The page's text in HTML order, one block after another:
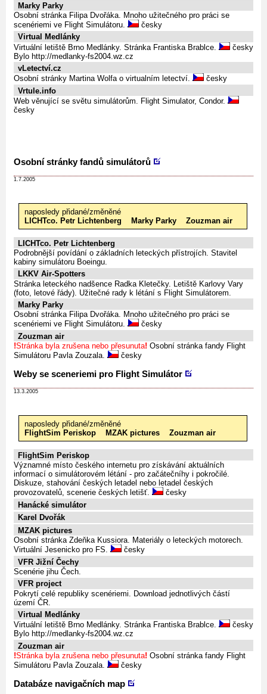
Marky Parky
Osobní stránka Filipa Dvořáka. Mnoho užitečného pro práci se
scenériemi ve Flight Simulátoru.
česky
Virtual Medlánky
Virtuální letiště Brno Medlánky. Stránka Frantiska Brablce.
česky
Bylo http://medlanky-fs2004.wz.cz
vLetectví.cz
Osobní stránky Martina Wolfa o virtualním letectví.
česky
Vrtule.info
Web věnující se světu simulátorům. Flight Simulator, Condor.
česky
Osobní stránky fandů simulátorů
1.7.2005
naposledy přidané/změněné
LICHTco. Petr Lichtenberg
Marky Parky Zouzman air
LICHTco. Petr Lichtenberg
Podrobnější povídání o základních leteckých přístrojích. Stavitel
kabiny simulátoru Boeingu.
LKKV Air-Spotters
Stránka leteckého nadšence Radka Kletečky. Letiště Karlovy Vary
(foto, letové řády). Užitečné rady k létání s Flight Simulátorem.
Marky Parky
Osobní stránka Filipa Dvořáka. Mnoho užitečného pro práci se
scenériemi ve Flight Simulátoru.
česky
Zouzman air
!Stránka byla zrušena nebo přesunuta! Osobní stránka fandy Flight
Simulátoru Pavla Zouzala.
česky
Weby se sceneriemi pro Flight Simulátor
13.3.2005
naposledy přidané/změněné
FlightSim Periskop
MZAK pictures Zouzman air
FlightSim Periskop
Významné místo českého internetu pro získávání aktuálních
informací o simulátorovém létání - pro začátečníhy i pokročilé.
Diskuze, stahování českých letadel nebo letadel českých
provozovatelů, scenerie českých letišť.
česky
Hanácké simulátor
Karel Dvořák
MZAK pictures
Osobní stránka Zdeňka Kussiora. Materiály o leteckých motorech.
Virtuální Jesenicko pro FS.
česky
VFR Jižní Čechy
Scenérie jihu Čech.
VFR project
Pokrytí celé republiky scenériemi. Download jednotlivých částí
území ČR.
Virtual Medlánky
Virtuální letiště Brno Medlánky. Stránka Frantiska Brablce.
česky
Bylo http://medlanky-fs2004.wz.cz
Zouzman air
!Stránka byla zrušena nebo přesunuta! Osobní stránka fandy Flight
Simulátoru Pavla Zouzala.
česky
Databáze navigačních map